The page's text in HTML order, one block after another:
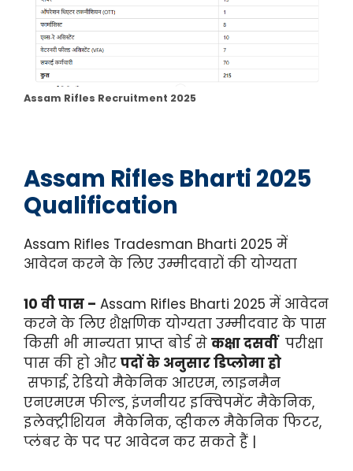
Assam Rifles Recruitment 2025
Assam Rifles Bharti 2025
Qualification
Assam Rifles Tradesman Bharti 2025 में
आवेदन करने के लिए उम्मीदवारों की योग्यता
10 वी पास – Assam Rifles Bharti 2025 में आवेदन
करने के लिए शैक्षणिक योग्यता उम्मीदवार के पास
किसी भी मान्यता प्राप्त बोर्ड से कक्षा दसवींपरीक्षा
पास की हो और पदों के अनुसार डिप्लोमा हो
सफाई, रेडियो मैकेनिक आरएम, लाइनमैन
एनएमएम फील्ड, इंजनीयर इक्विपमेंट मैकेनिक,
इलेक्ट्रीशियन मैकेनिक, व्हीकल मैकेनिक फिटर,
प्लंबर के पद पर आवेदन कर सकते हैं |